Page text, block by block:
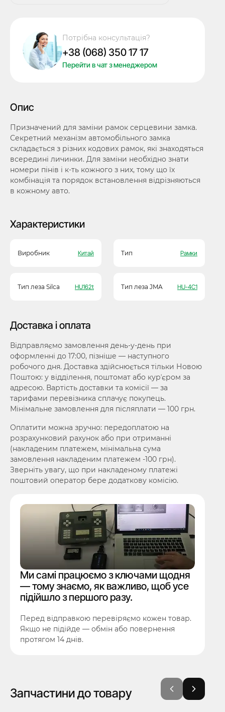
Skoda
HU162t
№11
Потрібна консультація?
+38 (068) 350 17 17
Перейти в чат з менеджером
Опис
Призначений для заміни рамок серцевини замка.
Секретний механізм автомобільного замка
складається з різних кодових рамок, які знаходяться
всередині личинки. Для заміни необхідно знати
номери пінів і к-ть кожного з них, тому що їх
комбінація та порядок встановлення відрізняються
в кожному авто.
Характеристики
Виробник Китай Тип Рамки
Тип леза Silca HU162t Тип леза JMA HU-4C1
Доставка і оплата
Відправляємо замовлення день-у-день при
оформленні до 17:00, пізніше — наступного
робочого дня. Доставка здійснюється тільки Новою
Поштою: у відділення, поштомат або курʼєром за
адресою. Вартість доставки та комісії — за
тарифами перевізника сплачує покупець.
Мінімальне замовлення для післяплати — 100 грн.
Оплатити можна зручно: передоплатою на
розрахунковий рахунок або при отриманні
(накладеним платежем, мінімальна сума
замовлення накладеним платежем -100 грн).
Зверніть увагу, що при накладеному платежі
поштовий оператор бере додаткову комісію.
Ми самі працюємо з ключами щодня
— тому знаємо, як важливо, щоб усе
підійшло з першого разу.
Перед відправкою перевіряємо кожен товар.
Якщо не підійде — обмін або повернення
протягом 14 днів.
Запчастини до товару